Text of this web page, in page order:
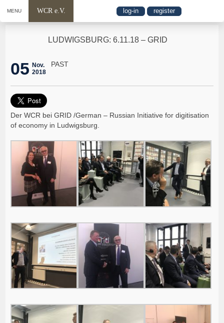
MENU WCR e.V. log-in register
LUDWIGSBURG: 6.11.18 – GRID
05 Nov.
2018
PAST
Der WCR bei GRID /German – Russian Initiative for digitisation
of economy in Ludwigsburg.